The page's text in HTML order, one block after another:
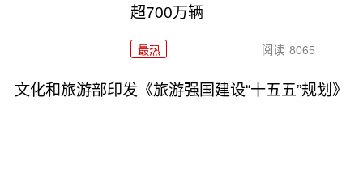
超700万辆
最热 阅读 8065
文化和旅游部印发《旅游强国建设“十五五”规划》